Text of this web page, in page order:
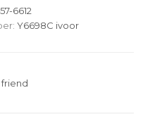
6612
Y6698C ivoor